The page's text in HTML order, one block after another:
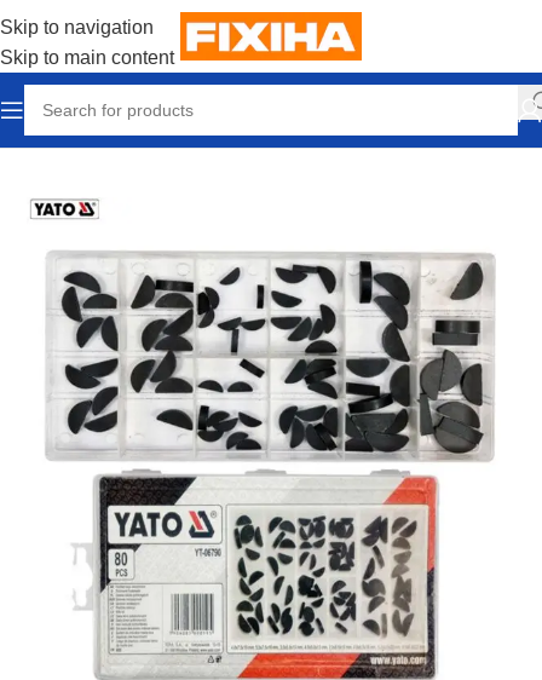
Skip to navigation
Skip to main content
Accueil/Outillages & Equipements